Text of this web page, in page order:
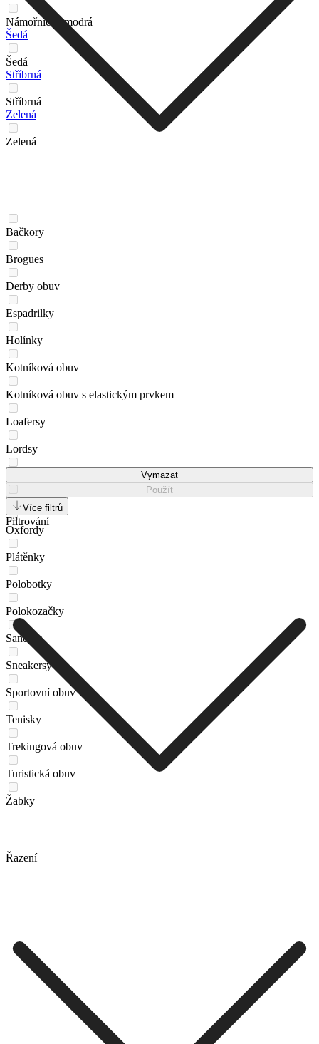
Námořnická modrá
Šedá
Šedá
Stříbrná
Stříbrná
Zelená
Zelená
Bačkory
Brogues
Derby obuv
Espadrilky
Holínky
Kotníková obuv
Kotníková obuv s elastickým prvkem
Loafersy
Lordsy
Nazouváky
Oxfordy
Plátěnky
Polobotky
Polokozačky
Sandály
Sneakersy
Sportovní obuv
Tenisky
Trekingová obuv
Turistická obuv
Žabky
Vymazat
Použít
Více filtrů
Filtrování
Řazení